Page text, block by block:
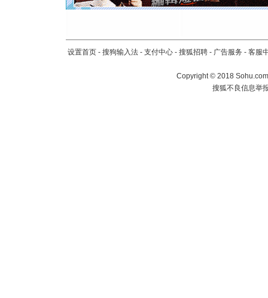
[元旦]如
泣，这痛
[春节]风
颜！冬去
设置首页 - 搜狗输入法 - 支付中心 - 搜狐招聘 - 广告服务 - 客服
Copyright ©2018
搜狐不良信息举